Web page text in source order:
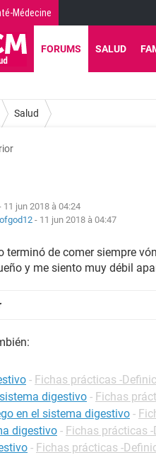
Médecine
FORUMS SALUD
Salud
11 jun 2018 à 04:24
- 11 jun 2018 à 04:47
terminó de comer siempre
y me siento muy débil
- Fichas prácticas -
digestivo - Fichas
en el sistema digestivo -
digestivo - Fichas prácticas
- Fichas prácticas -